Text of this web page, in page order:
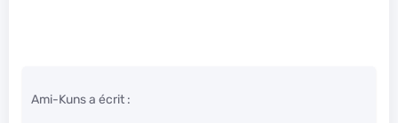
Ami-Kuns a écrit :